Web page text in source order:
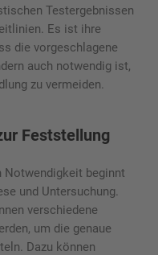
Testergebnissen
Es ist ihre
die vorgeschlagene
auch notwendig ist,
zu vermeiden.
Feststellung
Notwendigkeit beginnt
und Untersuchung.
verschiedene
um die genaue
Dazu können